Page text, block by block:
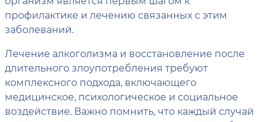
профилактике и лечению связанных с этим
заболеваний.
Лечение алкоголизма и восстановление после
длительного злоупотребления требуют
комплексного подхода, включающего
медицинское, психологическое и социальное
воздействие. Важно помнить, что каждый случай